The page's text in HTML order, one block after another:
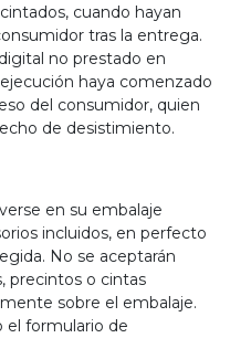
cuando hayan
tras la entrega.
no prestado en
haya comenzado
del consumidor, quien
de desistimiento.
en su embalaje
incluidos, en perfecto
No se aceptarán
precintos o cintas
sobre el embalaje.
el formulario de